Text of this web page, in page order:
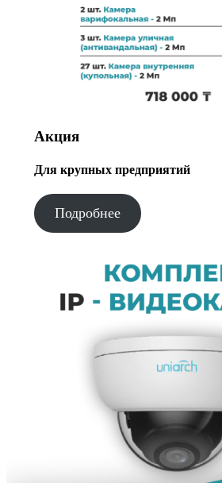
Акция
Для крупных предприятий
Подробнее